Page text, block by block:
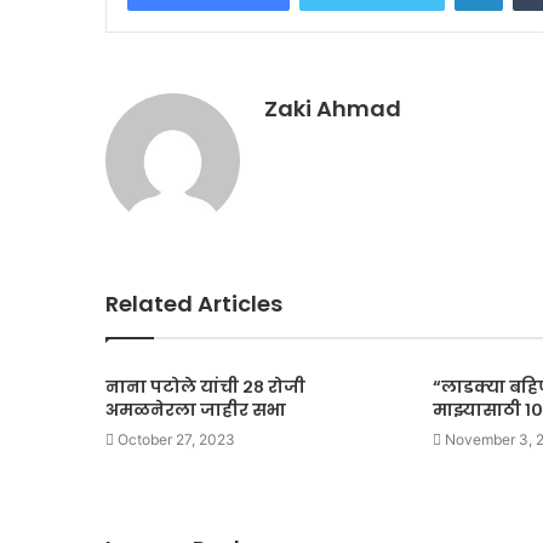
Zaki Ahmad
Related Articles
नाना पटोले यांची २८ रोजी
अमळनेरला जाहीर सभा
October 27, 2023
“लाडक्या
माझ्यासाठी
November 3,